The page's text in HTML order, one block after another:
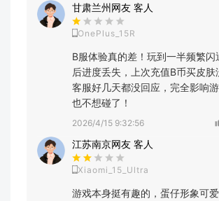
甘肃兰州网友 客人
OnePlus_15R
B服体验真的差！玩到一半频繁闪
后进度丢失，上次充值B币买皮肤
客服好几天都没回应，完全影响
也不想碰了！
2026/4/15 9:32:56
江苏南京网友 客人
Xiaomi_15_Ultra
游戏本身挺有趣的，蛋仔形象可